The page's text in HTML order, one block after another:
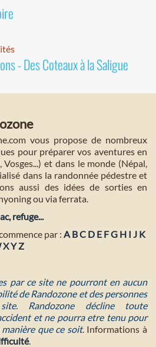
- Des Coteaux à la Saligue
vous propose de nombreux
pour préparer vos aventures en
Vosges...) et dans le monde (Népal,
dans la randonnée pédestre et
aussi des idées de sorties en
ou via ferrata.
refuge...
par : A BC D E FG H I J K
XYZ
par ce site ne pourront en aucun
de Randozone et des personnes
Randozone décline toute
et ne pourra etre tenu pour
que ce soit. Informations à
.